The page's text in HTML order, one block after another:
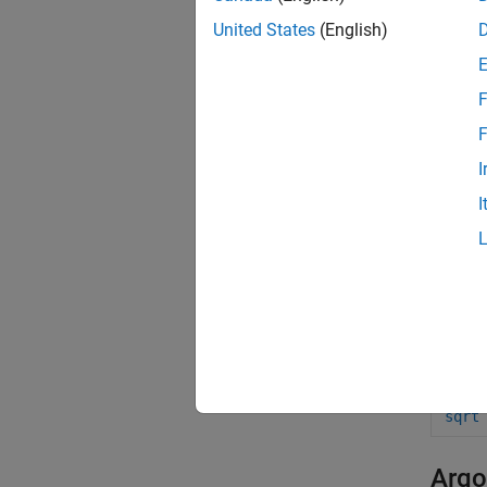
log10
log1p
sqrt
United States (English)